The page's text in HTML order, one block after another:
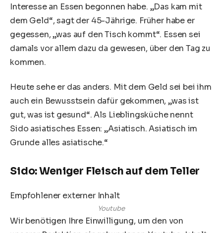
Interesse an Essen begonnen habe. „Das kam mit
dem Geld“, sagt der 45-Jährige. Früher habe er
gegessen, „was auf den Tisch kommt“. Essen sei
damals vor allem dazu da gewesen, über den Tag zu
kommen.
Heute sehe er das anders. Mit dem Geld sei bei ihm
auch ein Bewusstsein dafür gekommen, „was ist
gut, was ist gesund“. Als Lieblingsküche nennt
Sido asiatisches Essen: „Asiatisch. Asiatisch im
Grunde alles asiatische.“
Sido: Weniger Fleisch auf dem Teller
Empfohlener externer Inhalt
Youtube
Wir benötigen Ihre Einwilligung, um den von